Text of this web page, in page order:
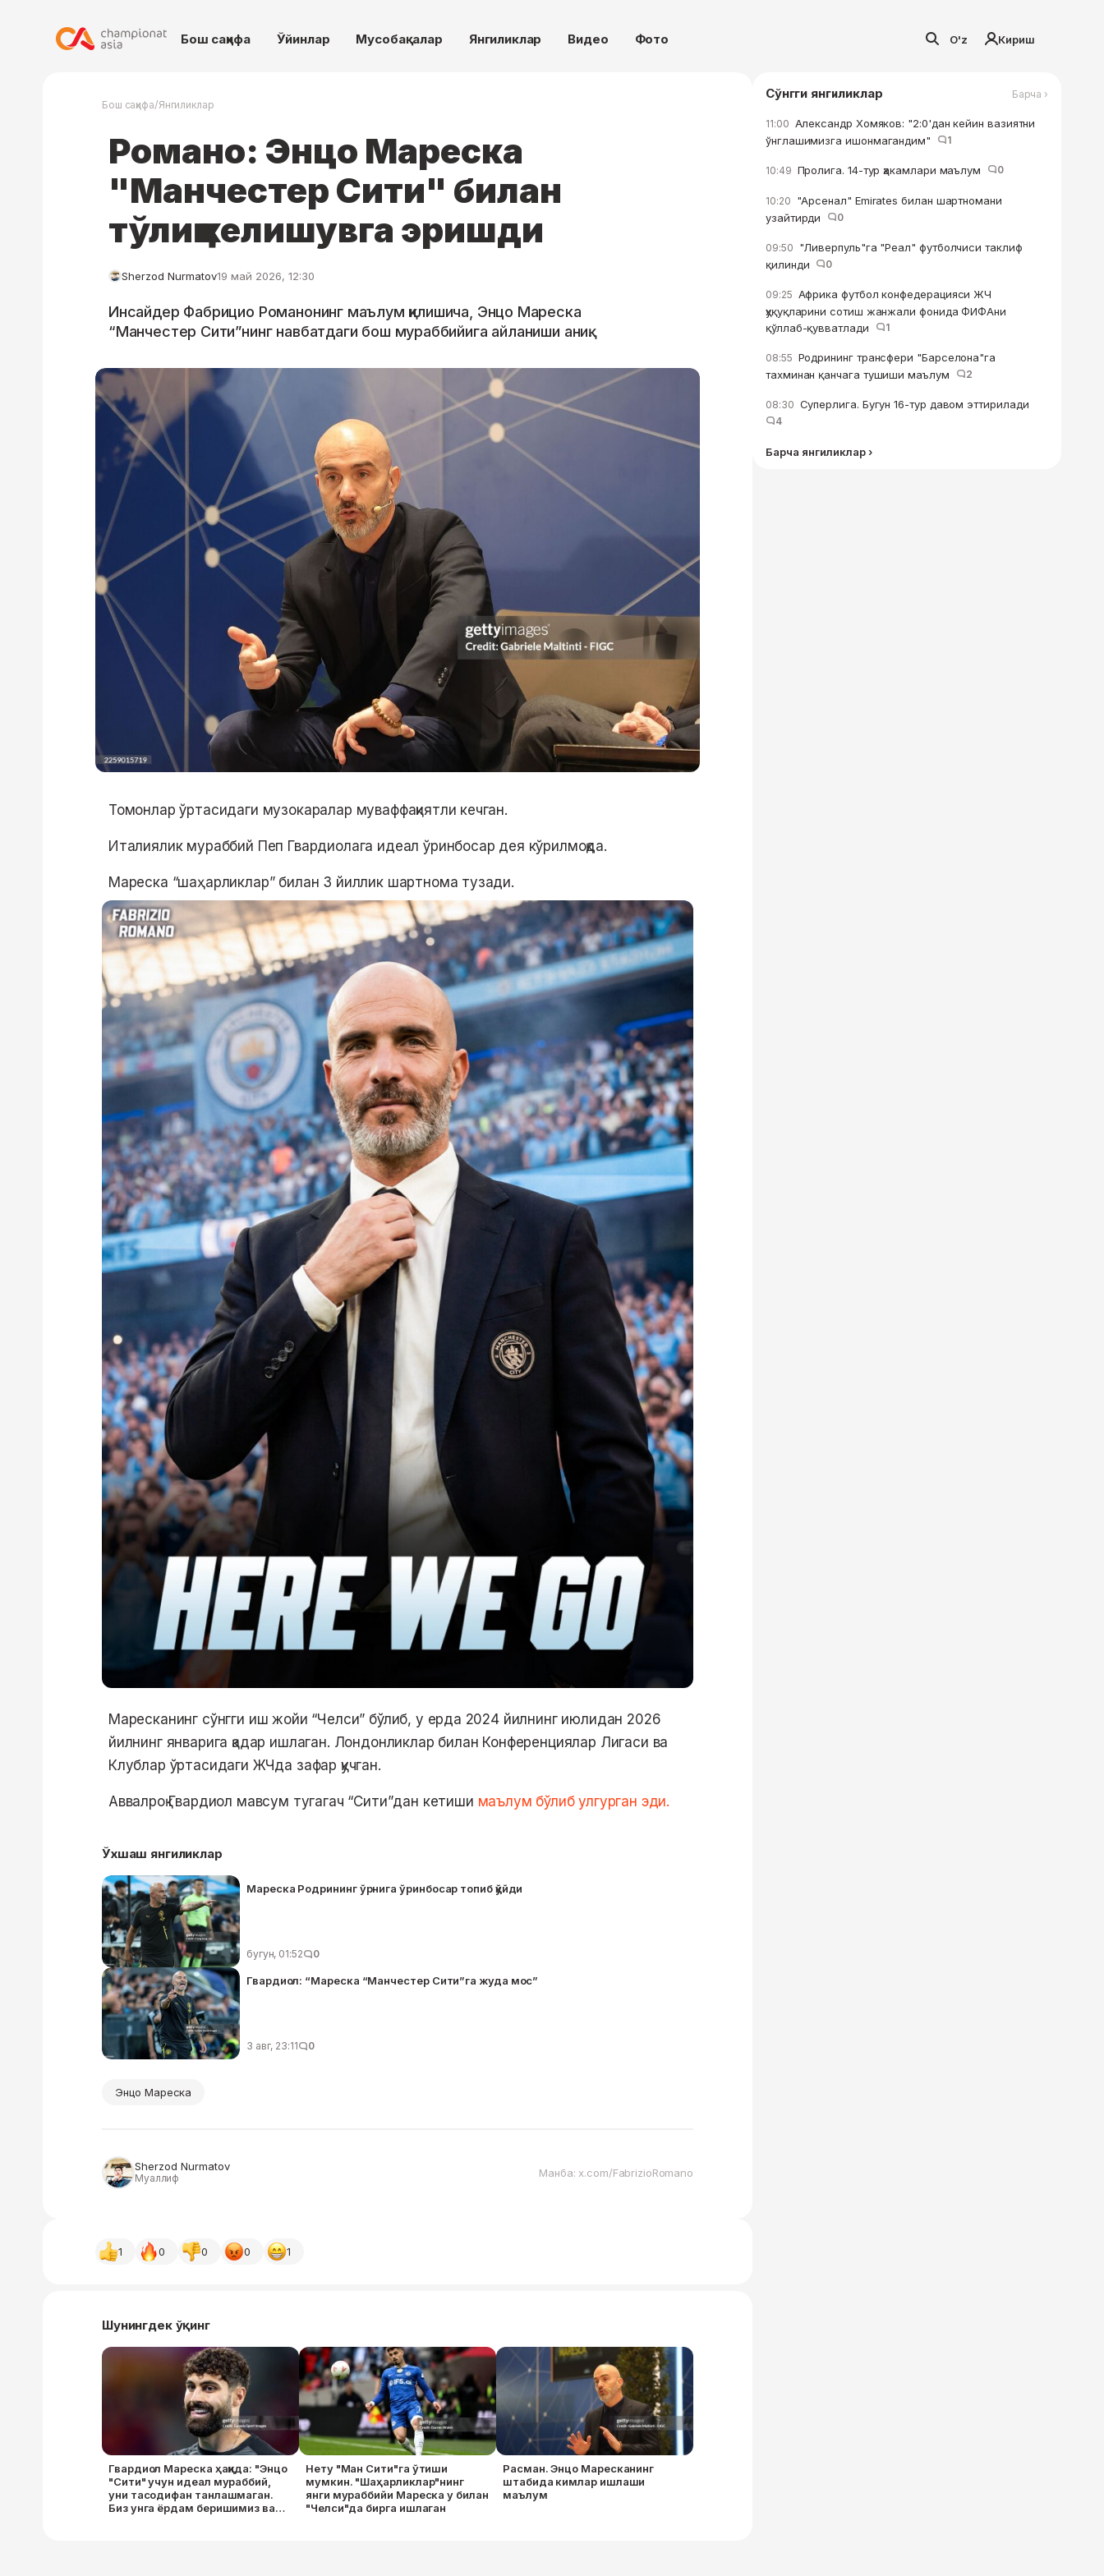
Бош саҳифа Ўйинлар Мусобақалар Янгиликлар Видео Фото O'z Кириш
Бош саҳифа/Янгиликлар
Романо: Энцо Мареска
"Манчестер Сити" билан
тўлиқ келишувга эришди
Sherzod Nurmatov19 май 2026, 12:30
Инсайдер Фабрицио Романонинг маълум қилишича, Энцо Мареска
“Манчестер Сити”нинг навбатдаги бош мураббийига айланиши аниқ.
Томонлар ўртасидаги музокаралар муваффақиятли кечган.
Италиялик мураббий Пеп Гвардиолага идеал ўринбосар дея кўрилмоқда.
Мареска “шаҳарликлар” билан 3 йиллик шартнома тузади.
Маресканинг сўнгги иш жойи “Челси” бўлиб, у ерда 2024 йилнинг июлидан 2026
йилнинг январига қадар ишлаган. Лондонликлар билан Конференциялар Лигаси ва
Клублар ўртасидаги ЖЧда зафар қучган.
Аввалроқ Гвардиол мавсум тугагач “Сити”дан кетиши маълум бўлиб улгурган эди.
Ўхшаш янгиликлар
Мареска Родрининг ўрнига ўринбосар топиб қўйди
бугун, 01:52 0
Гвардиол: “Мареска “Манчестер Сити”га жуда мос”
3 авг, 23:11 0
Энцо Мареска
Sherzod Nurmatov
Муаллиф Манба: x.com/FabrizioRomano
1 0 0 0 1
Шунингдек ўқинг
Гвардиол Мареска ҳақида: "Энцо
"Сити" учун идеал мураббий,
уни тасодифан танлашмаган.
Биз унга ёрдам беришимиз ва
Нету "Ман Сити"га ўтиши
мумкин. "Шаҳарликлар"нинг
янги мураббийи Мареска у билан
"Челси"да бирга ишлаган
Расман. Энцо Маресканинг
штабида кимлар ишлаши
маълум
Сўнгги янгиликлар Барча ›
11:00 Александр Хомяков: "2:0'дан кейин вазиятни
ўнглашимизга ишонмагандим"
1
10:49 Пролига. 14-тур ҳакамлари маълум 0
10:20 "Арсенал" Emirates билан шартномани
узайтирди
0
09:50 "Ливерпуль"га "Реал" футболчиси таклиф
қилинди
0
09:25 Африка футбол конфедерацияси ЖЧ
ҳуқуқларини сотиш жанжали фонида ФИФАни
қўллаб-қувватлади
1
08:55 Родрининг трансфери "Барселона"га
тахминан қанчага тушиши маълум
2
08:30 Суперлига. Бугун 16-тур давом эттирилади
4
Барча янгиликлар ›